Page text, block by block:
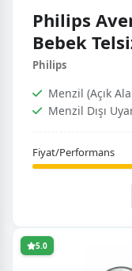
Philips
Bebek
Philips
Menzil (Açık
Menzil Dışı
Fiyat/Performans
5.0